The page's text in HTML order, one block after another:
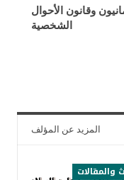
وقانون الأحوال
الشخصية
المزيد عن المؤلف
والمقالات